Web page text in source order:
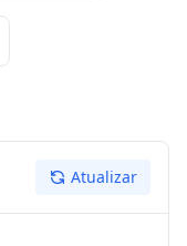
Atualizar